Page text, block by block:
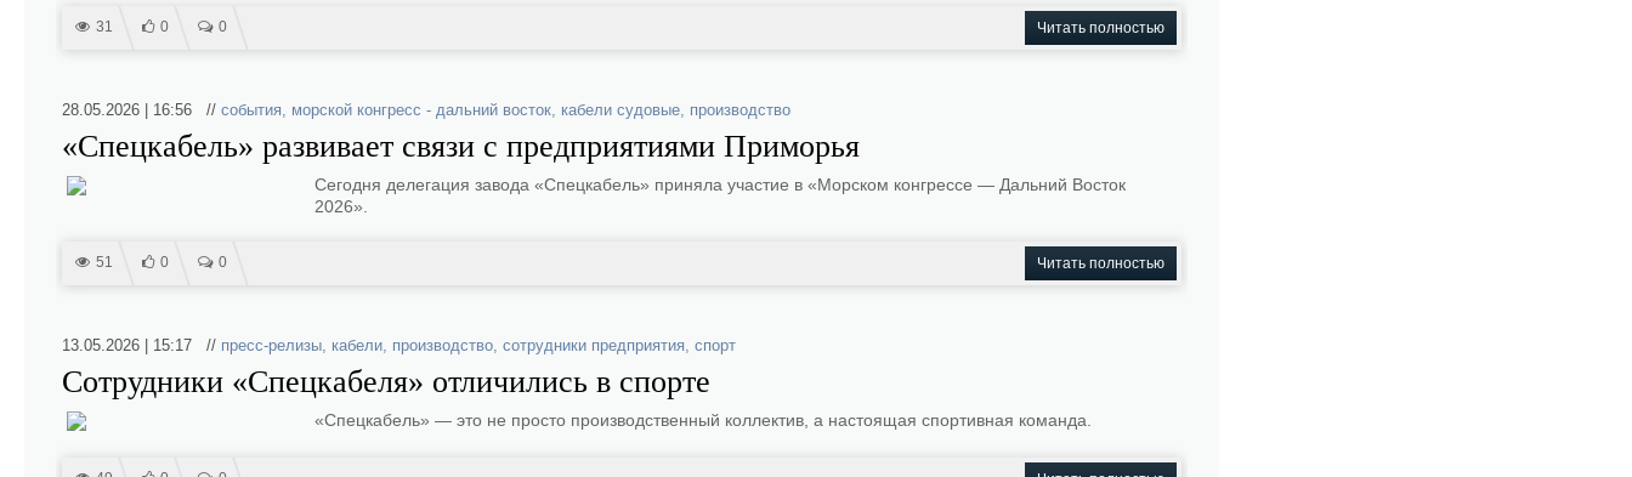
31 0 0 Читать полностью
28.05.2026 | 16:56 // события, морской конгресс - дальний восток, кабели судовые, производство
«Спецкабель» развивает связи с предприятиями Приморья
Сегодня делегация завода «Спецкабель» приняла участие в «Морском конгрессе — Дальний Восток
2026».
51 0 0 Читать полностью
13.05.2026 | 15:17 // пресс-релизы, кабели, производство, сотрудники предприятия, спорт
Сотрудники «Спецкабеля» отличились в спорте
«Спецкабель» — это не просто производственный коллектив, а настоящая спортивная команда.